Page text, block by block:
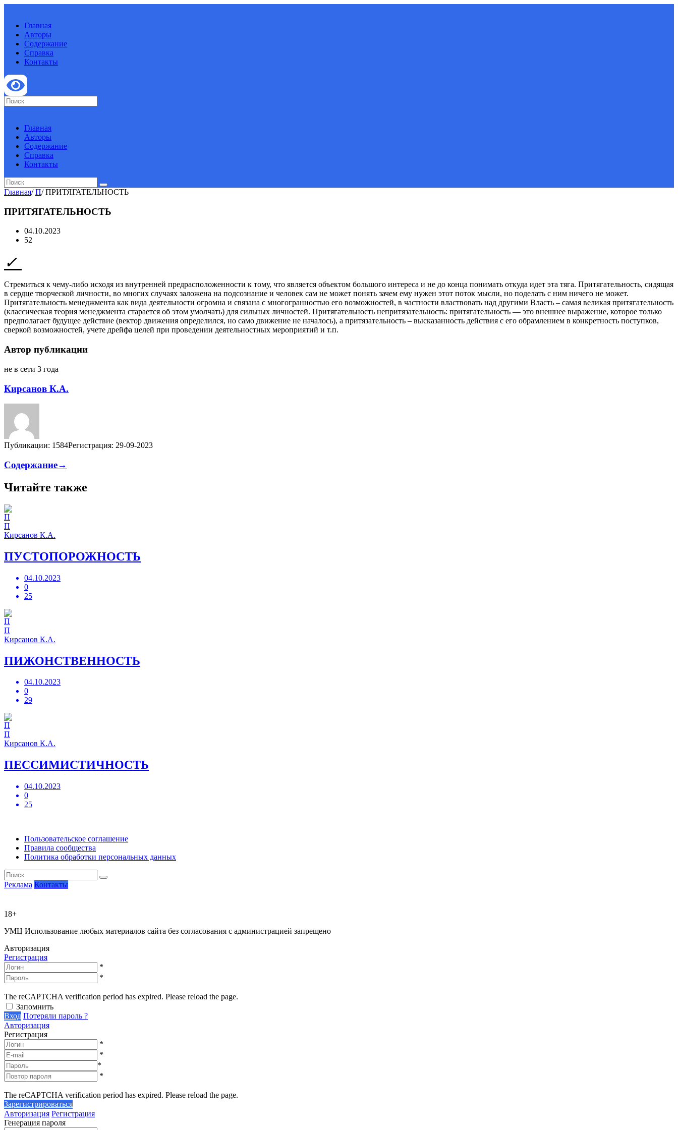
Главная
Авторы
Содержание
Справка
Контакты
Главная
Авторы
Содержание
Справка
Контакты
Главная/ П/ ПРИТЯГАТЕЛЬНОСТЬ
ПРИТЯГАТЕЛЬНОСТЬ
04.10.2023
52
Стремиться к чему-либо исходя из внутренней предрасположенности к тому, что является объектом большого интереса и не до конца понимать откуда идет эта тяга. Притягательность, сидящая
в сердце творческой личности, во многих случаях заложена на подсознание и человек сам не может понять зачем ему нужен этот поток мысли, но поделать с ним ничего не может.
Притягательность менеджмента как вида деятельности огромна и связана с многогранностью его возможностей, в частности властвовать над другими Власть – самая великая притягательность
(классическая теория менеджмента старается об этом умолчать) для сильных личностей. Притягательность непритязательность: притягательность — это внешнее выражение, которое только
предполагает будущее действие (вектор движения определился, но само движение не началось), а притязательность – высказанность действия с его обрамлением в конкретность поступков,
сверкой возможностей, учете дрейфа целей при проведении деятельностных мероприятий и т.п.
Автор публикации
не в сети 3 года
Кирсанов К.А.
Публикации: 1584Регистрация: 29-09-2023
Содержание→
Читайте также
П
Кирсанов К.А.
ПУСТОПОРОЖНОСТЬ
04.10.2023
0
25
П
Кирсанов К.А.
ПИЖОНСТВЕННОСТЬ
04.10.2023
0
29
П
Кирсанов К.А.
ПЕССИМИСТИЧНОСТЬ
04.10.2023
0
25
Пользовательское соглашение
Правила сообщества
Политика обработки персональных данных
Реклама Контакты
18+
УМЦ Использование любых материалов сайта без согласования с администрацией запрещено
Авторизация
Регистрация
*
*
The reCAPTCHA verification period has expired. Please reload the page.
Запомнить
Вход Потеряли пароль ?
Авторизация
Регистрация
*
*
*
*
The reCAPTCHA verification period has expired. Please reload the page.
Зарегистрироваться
Авторизация Регистрация
Генерация пароля